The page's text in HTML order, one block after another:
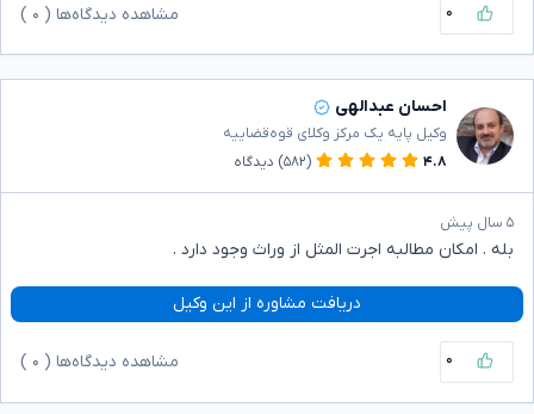
۰ مشاهده دیدگاه‌ها ( ۰
احسان عبدالهی
وکیل پایه یک مرکز وکلای قوه‌قضاییه
۴.۸
(۵۸۲) دیدگاه
۵ سال پیش
بله . امکان مطالبه اجرت المثل از وراث وجود دارد .
دریافت مشاوره از این وکیل
۰ مشاهده دیدگاه‌ها ( ۰